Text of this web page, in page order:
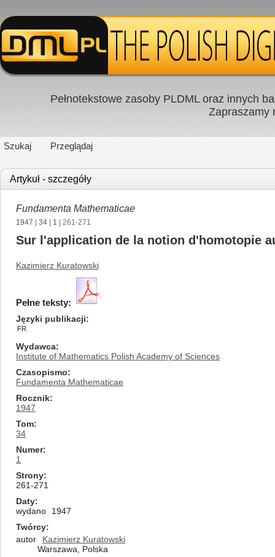
Pełnotekstowe zasoby PLDML oraz innych
Zapraszamy
Szukaj Przeglądaj
Artykuł - szczegóły
Fundamenta Mathematicae
1947 34 1 | 261-271
Sur l'application de la notion d'homotopie
Kazimierz Kuratowski
Pełne teksty:
Języki publikacji
FR
Wydawca
Institute of Mathematics Polish Academy of Sciences
Czasopismo
Fundamenta Mathematicae
Rocznik
1947
Tom
34
Numer
1
Strony
261-271
Daty
wydano
1947
Twórcy
autor
Kazimierz Kuratowski
Warszawa, Polska